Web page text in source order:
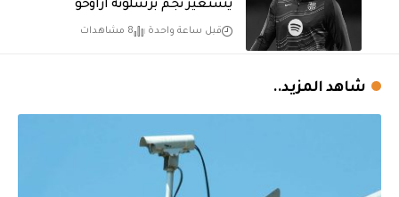
يستعير نجم برشلونة أراوخو
قبل ساعة واحدة 8 مشاهدات
شاهد المزيد..